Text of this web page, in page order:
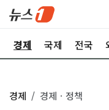
경제 국제 전국
경제 경제ㆍ정책